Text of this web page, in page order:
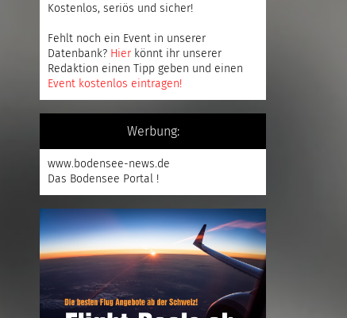
Kostenlos, seriös und sicher!
Fehlt noch ein Event in unserer
Datenbank? Hier könnt ihr unserer
Redaktion einen Tipp geben und einen
Event kostenlos eintragen!
Werbung:
www.bodensee-news.de
Das Bodensee Portal !